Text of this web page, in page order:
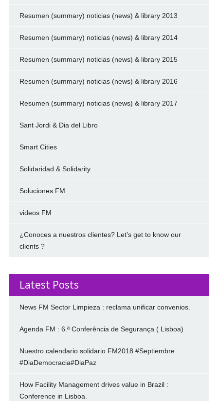
Resumen (summary) noticias (news) & library 2013
Resumen (summary) noticias (news) & library 2014
Resumen (summary) noticias (news) & library 2015
Resumen (summary) noticias (news) & library 2016
Resumen (summary) noticias (news) & library 2017
Sant Jordi & Dia del Libro
Smart Cities
Solidaridad & Solidarity
Soluciones FM
videos FM
¿Conoces a nuestros clientes? Let’s get to know our
clients ?
Latest Posts
News FM Sector Limpieza : reclama unificar convenios.
Agenda FM : 6.ª Conferência de Segurança ( Lisboa)
Nuestro calendario solidario FM2018 #Septiembre
#DiaDemocracia#DiaPaz
How Facility Management drives value in Brazil :
Conference in Lisboa.